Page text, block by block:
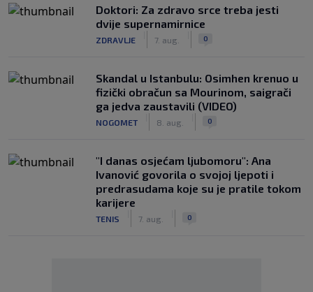
Doktori: Za zdravo srce treba jesti
dvije supernamirnice
ZDRAVLJE 7. aug. 0
Skandal u Istanbulu: Osimhen krenuo u
fizički obračun sa Mourinom, saigrači
ga jedva zaustavili (VIDEO)
NOGOMET 8. aug. 0
"I danas osjećam ljubomoru": Ana
Ivanović govorila o svojoj ljepoti i
predrasudama koje su je pratile tokom
karijere
TENIS 7. aug. 0